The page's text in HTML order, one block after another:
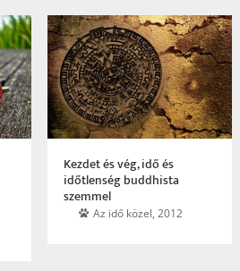
Kezdet és vég, idő és
időtlenség buddhista
szemmel
Az idő közel, 2012